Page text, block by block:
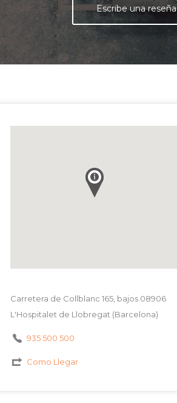
Escribe una reseña
Carretera de Collblanc 165, bajos 08906
L'Hospitalet de Llobregat (Barcelona)
935 500 500
Como Llegar